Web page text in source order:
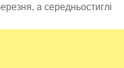
а середньостиглі